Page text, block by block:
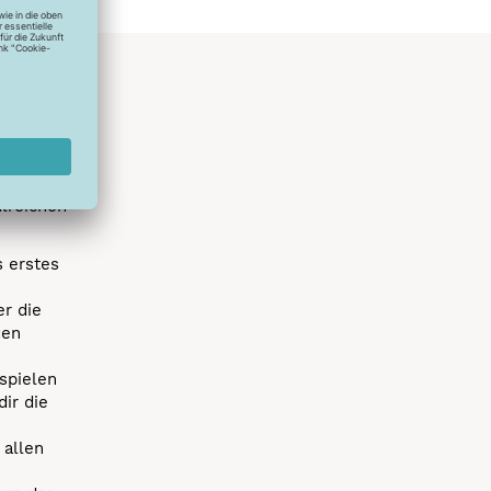
erstes
die
die
allen